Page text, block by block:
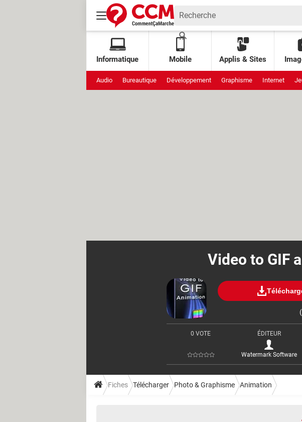
Informatique Mobile Applis & Sites
Audio Bureautique Développement Graphisme Internet
Video to GIF
0 VOTE ÉDITEUR
Watermark Software
Fiches Télécharger Photo & Graphisme Animation